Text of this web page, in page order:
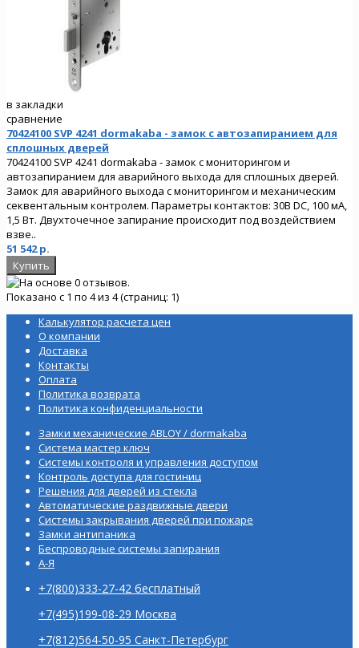
в закладки
сравнение
70424100 SVP 4241 dormakaba - замок с автозапиранием для
сплошных дверей
70424100 SVP 4241 dormakaba - замок с мониторингом и
автозапиранием для аварийного выхода для сплошных дверей.
Замок для аварийного выхода с мониторингом и механическим
секвентальным контролем. Параметры контактов: 30В DC, 100 мА,
1,5 Вт. Двухточечное запирание происходит под воздействием
взве..
51 542 р.
Показано с 1 по 4 из 4 (страниц: 1)
Калькулятор расчета цен
О компании
Доставка
Контакты
Оплата
Политика возврата
Политика конфиденциальности
Замки механические ABLOY / dormakaba
Система мастер ключ
Системы контроля и управления доступом
Контроль доступа для гостиниц
Решения для дверей из стекла
Автоматические раздвижные двери
Системы закрывания дверей при пожаре
Замки антипаника
Беспроводные системы запирания
А-Я
+7(800)333-27-42 бесплатный
+7(495)199-08-29 Москва
+7(812)564-50-95 Санкт-Петербург